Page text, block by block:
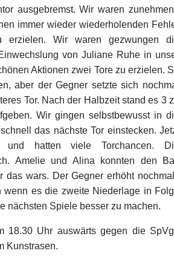
ausgebremst. Wir waren
immer wieder wiederholenden
Wir waren gezwungen
von Juliane Ruhe in
Aktionen zwei Tore zu erzielen.
aber der Gegner setzte sich
Tor. Nach der Halbzeit stand es 3
Wir gingen selbstbewusst in
das nächste Tor einstecken.
hatten viele Torchancen.
Amelie und Alina konnten den Ball
das wars. Der Gegner erhöht
es die zweite Niederlage in
nächsten Spiele besser zu machen.
18.30 Uhr auswärts gegen die
Kunstrasen.